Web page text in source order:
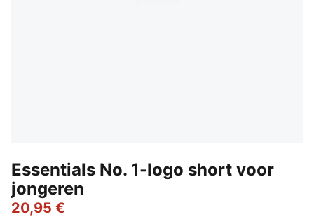
Essentials No. 1-logo short voor
jongeren
20,95 €